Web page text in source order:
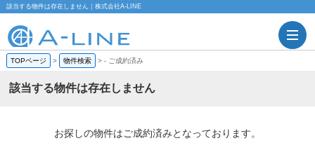
該当する物件は存在しません｜株式会社A-LINE
TOPページ > 物件検索 >- ご成約済み
該当する物件は存在しません
お探しの物件はご成約済みとなっております。